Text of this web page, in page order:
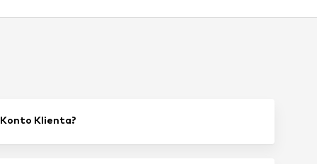
Klienta?